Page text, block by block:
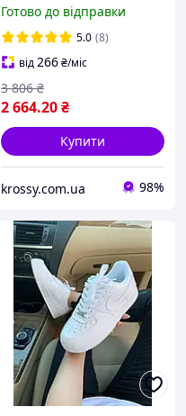
повсякденне спортивне
взуття Найк NK865-N
Готово до відправки
5.0 (8)
від266₴/міс
2 664.20₴
3 806 ₴
Купити
krossy.com.ua 98%